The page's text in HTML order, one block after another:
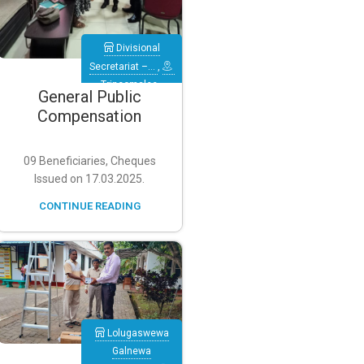
General Public
Compensation
Divisional
Secretariat –…
Trincomalee ,
Muthur
09 Beneficiaries, Cheques
Issued on 17.03.2025.
CONTINUE READING
Lolugaswewa
Galnewa